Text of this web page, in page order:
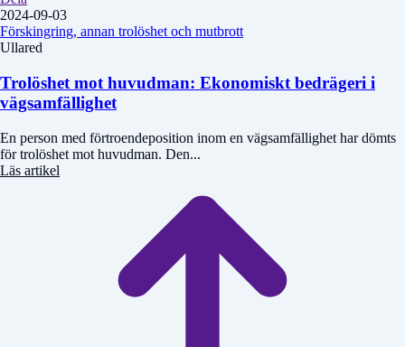
2024-09-03
Förskingring, annan trolöshet och mutbrott
Ullared
Trolöshet mot huvudman: Ekonomiskt bedrägeri i
vägsamfällighet
En person med förtroendeposition inom en vägsamfällighet har dömts
för trolöshet mot huvudman. Den...
Läs artikel